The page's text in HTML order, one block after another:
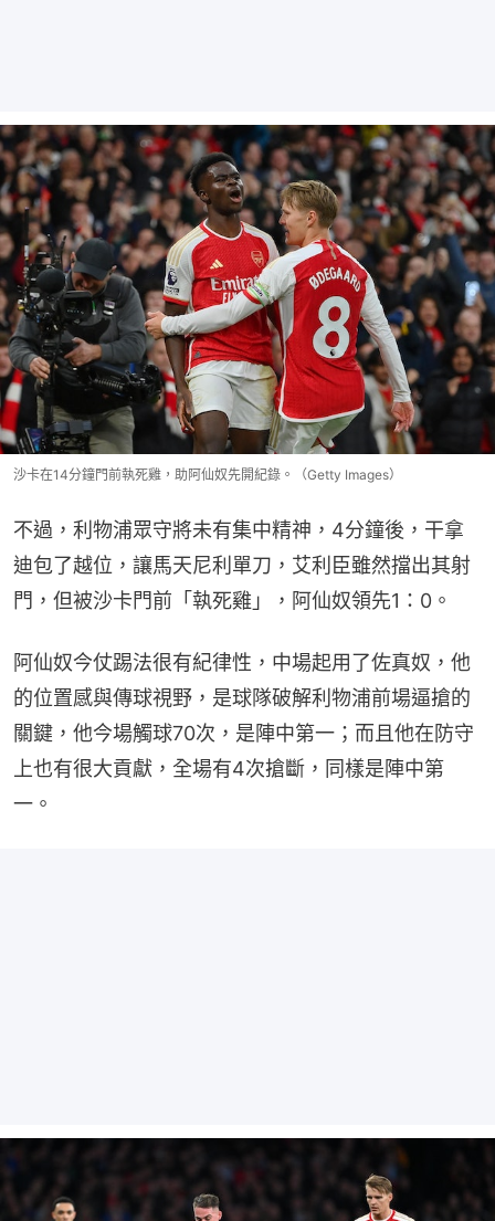
沙卡在14分鐘門前執死雞，助阿仙奴先開紀錄。（Getty Images）
不過，利物浦眾守將未有集中精神，4分鐘後，干拿
迪包了越位，讓馬天尼利單刀，艾利臣雖然擋出其射
門，但被沙卡門前「執死雞」，阿仙奴領先1：0。
阿仙奴今仗踢法很有紀律性，中場起用了佐真奴，他
的位置感與傳球視野，是球隊破解利物浦前場逼搶的
關鍵，他今場觸球70次，是陣中第一；而且他在防守
上也有很大貢獻，全場有4次搶斷，同樣是陣中第
一。